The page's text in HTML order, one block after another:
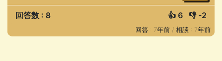
回答数 : 8 👍 6 👎 -2
回答 : 7年前 / 相談 : 7年前